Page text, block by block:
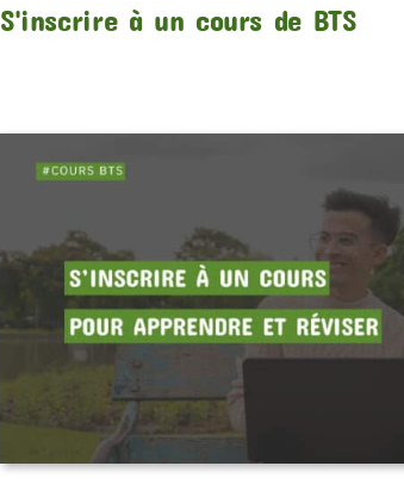
S'inscrire à un cours de BTS